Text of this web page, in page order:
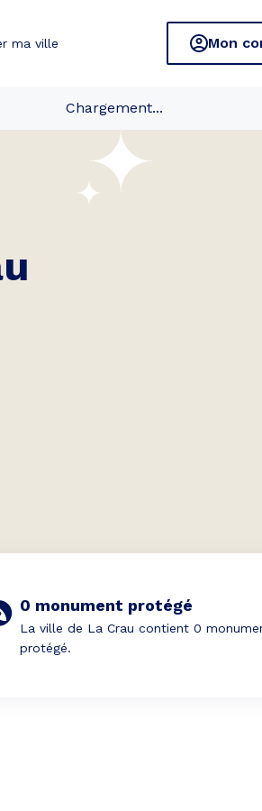
ma ville Mon
Chargement...
0 monument protégé
La ville de La Crau contient 0
protégé.